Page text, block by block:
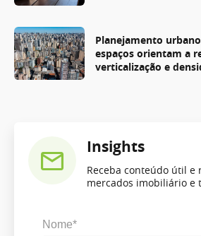
Planejamento
espaços orientam a
verticalização e
Insights
Receba conteúdo útil e
mercados imobiliário e
Nome*